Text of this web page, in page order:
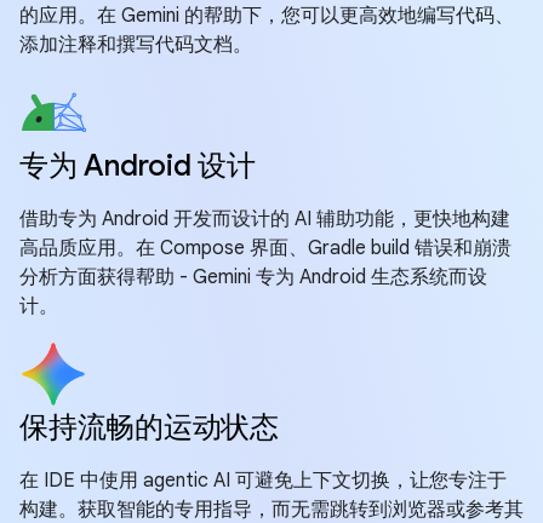
的应用。在 Gemini 的帮助下，您可以更高效地编写代码、
添加注释和撰写代码文档。
专为 Android 设计
借助专为 Android 开发而设计的 AI 辅助功能，更快地构建
高品质应用。在 Compose 界面、Gradle build 错误和崩溃
分析方面获得帮助 - Gemini 专为 Android 生态系统而设
计。
保持流畅的运动状态
在 IDE 中使用 agentic AI 可避免上下文切换，让您专注于
构建。获取智能的专用指导，而无需跳转到浏览器或参考其